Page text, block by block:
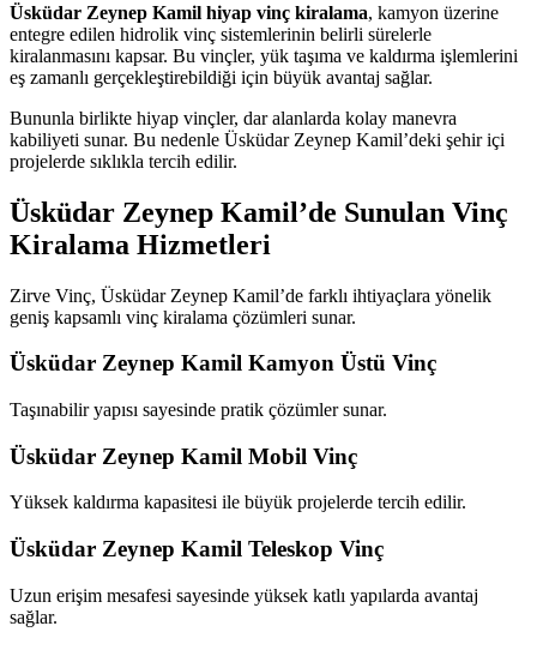
Üsküdar Zeynep Kamil hiyap vinç kiralama, kamyon üzerine
entegre edilen hidrolik vinç sistemlerinin belirli sürelerle
kiralanmasını kapsar. Bu vinçler, yük taşıma ve kaldırma işlemlerini
eş zamanlı gerçekleştirebildiği için büyük avantaj sağlar.
Bununla birlikte hiyap vinçler, dar alanlarda kolay manevra
kabiliyeti sunar. Bu nedenle Üsküdar Zeynep Kamil’deki şehir içi
projelerde sıklıkla tercih edilir.
Üsküdar Zeynep Kamil’de Sunulan Vinç
Kiralama Hizmetleri
Zirve Vinç, Üsküdar Zeynep Kamil’de farklı ihtiyaçlara yönelik
geniş kapsamlı vinç kiralama çözümleri sunar.
Üsküdar Zeynep Kamil Kamyon Üstü Vinç
Taşınabilir yapısı sayesinde pratik çözümler sunar.
Üsküdar Zeynep Kamil Mobil Vinç
Yüksek kaldırma kapasitesi ile büyük projelerde tercih edilir.
Üsküdar Zeynep Kamil Teleskop Vinç
Uzun erişim mesafesi sayesinde yüksek katlı yapılarda avantaj
sağlar.